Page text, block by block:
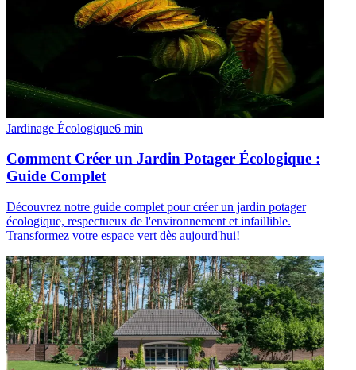
Jardinage Écologique6 min
Comment Créer un Jardin Potager Écologique :
Guide Complet
Découvrez notre guide complet pour créer un jardin potager
écologique, respectueux de l'environnement et infaillible.
Transformez votre espace vert dès aujourd'hui!